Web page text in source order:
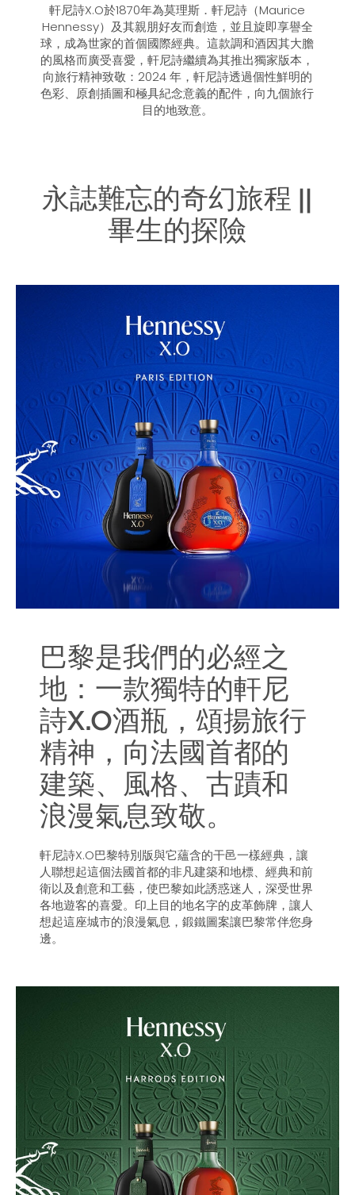
軒尼詩X.O於1870年為莫理斯．軒尼詩（Maurice
Hennessy）及其親朋好友而創造，並且旋即享譽全
球，成為世家的首個國際經典。這款調和酒因其大膽
的風格而廣受喜愛，軒尼詩繼續為其推出獨家版本，
向旅行精神致敬：2024 年，軒尼詩透過個性鮮明的
色彩、原創插圖和極具紀念意義的配件，向九個旅行
目的地致意。
永誌難忘的奇幻旅程 ||
畢生的探險
巴黎是我們的必經之
地：一款獨特的軒尼
詩X.O酒瓶，頌揚旅行
精神，向法國首都的
建築、風格、古蹟和
浪漫氣息致敬。
軒尼詩X.O巴黎特別版與它蘊含的干邑一樣經典，讓
人聯想起這個法國首都的非凡建築和地標、經典和前
衛以及創意和工藝，使巴黎如此誘惑迷人，深受世界
各地遊客的喜愛。印上目的地名字的皮革飾牌，讓人
想起這座城市的浪漫氣息，鍛鐵圖案讓巴黎常伴您身
邊。